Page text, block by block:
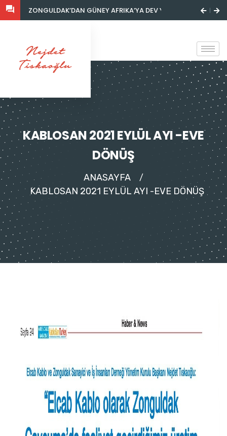
YATIRIMGÜNEY AFRIKA, DURBAN'DA BULUNAN PHOENIX TECHNICAL
PHOENIX
KABLOSAN 2021 EYLÜL AYI -EVE
DÖNÜŞ
ANASAYFA /
KABLOSAN 2021 EYLÜL AYI -EVE DÖNÜŞ